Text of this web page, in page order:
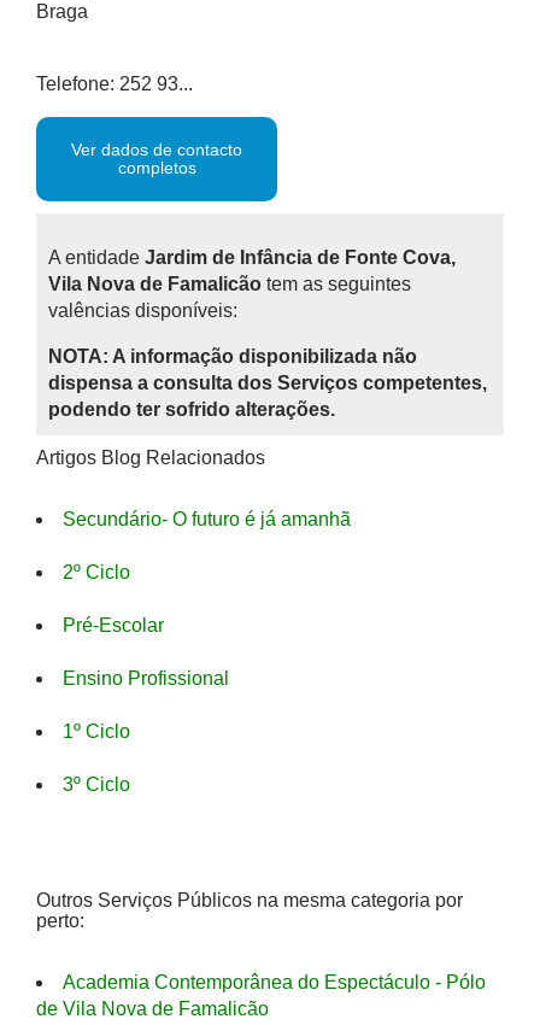
Braga
Telefone: 252 93...
Ver dados de contacto
completos
A entidade Jardim de Infância de Fonte Cova,
Vila Nova de Famalicão tem as seguintes
valências disponíveis:
NOTA: A informação disponibilizada não
dispensa a consulta dos Serviços competentes,
podendo ter sofrido alterações.
Artigos Blog Relacionados
Secundário- O futuro é já amanhã
2º Ciclo
Pré-Escolar
Ensino Profissional
1º Ciclo
3º Ciclo
Outros Serviços Públicos na mesma categoria por
perto:
Academia Contemporânea do Espectáculo - Pólo
de Vila Nova de Famalicão